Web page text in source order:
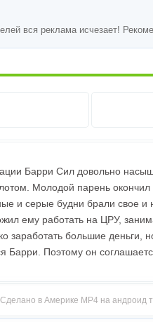
вся реклама исчезает!
Барри Сил довольно
Молодой парень
и серые будни брали свое и
ему работать на ЦРУ,
заработать большие деньги,
Барри. Поэтому он
в Америке MP4 на андроид